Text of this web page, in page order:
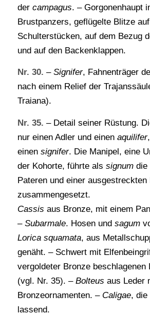
der campagus. – Gorgonenhaupt
Brustpanzers, geflügelte Blitze
Schulterstücken, auf dem Bezug
und auf den Backenklappen.
Nr. 30. – Signifer, Fahnenträger
nach einem Relief der
Traiana).
Nr. 35. – Detail seiner Rüstung.
nur einen Adler und einen aquilifer
einen signifer. Die Manipel, eine
der Kohorte, führte als signumdie
Pateren und einer ausgestreckten
zusammengesetzt.
Cassis aus Bronze, mit einem
– Subarmale. Hosen und sagum
Lorica squamata, aus
genäht. – Schwert mit
vergoldeter Bronze beschlagenen
(vgl. Nr. 35). – Bolteus aus Leder
Bronzeornamenten. – Caligae, die
lassend.